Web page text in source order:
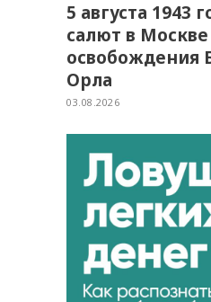
5 августа 1943
салют в Москве
освобождения
Орла
03.08.2026